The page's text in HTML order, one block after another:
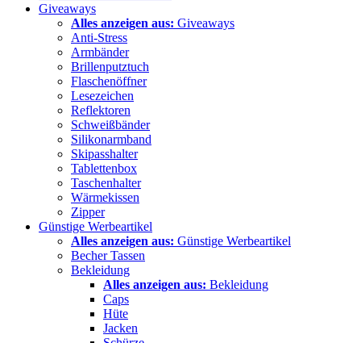
Giveaways
Alles anzeigen aus: Giveaways
Anti-Stress
Armbänder
Brillenputztuch
Flaschenöffner
Lesezeichen
Reflektoren
Schweißbänder
Silikonarmband
Skipasshalter
Tablettenbox
Taschenhalter
Wärmekissen
Zipper
Günstige Werbeartikel
Alles anzeigen aus: Günstige Werbeartikel
Becher Tassen
Bekleidung
Alles anzeigen aus: Bekleidung
Caps
Hüte
Jacken